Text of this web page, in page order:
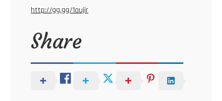
http://gg.gg/1aujir
Share